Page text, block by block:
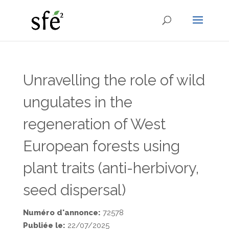
Unravelling the role of wild
ungulates in the
regeneration of West
European forests using
plant traits (anti-herbivory,
seed dispersal)
Numéro d'annonce: 72578
Publiée le: 22/07/2025